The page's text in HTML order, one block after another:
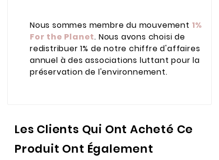
Nous sommes membre du mouvement 1%
For the Planet. Nous avons choisi de
redistribuer 1% de notre chiffre d'affaires
annuel à des associations luttant pour la
préservation de l'environnement.
Les Clients Qui Ont Acheté Ce
Produit Ont Également